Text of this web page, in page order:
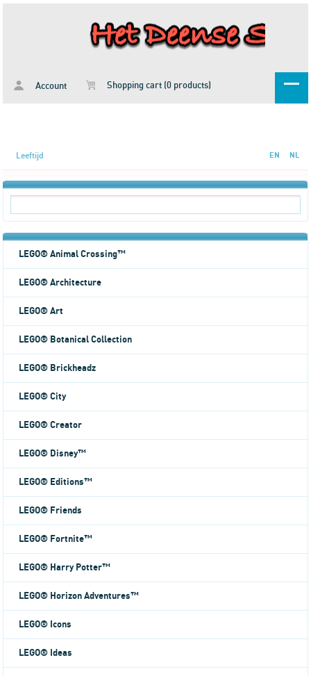
Account Shopping cart (0 products)
Leeftijd EN NL
LEGO® Animal Crossing™
LEGO® Architecture
LEGO® Art
LEGO® Botanical Collection
LEGO® Brickheadz
LEGO® City
LEGO® Creator
LEGO® Disney™
LEGO® Editions™
LEGO® Friends
LEGO® Fortnite™
LEGO® Harry Potter™
LEGO® Horizon Adventures™
LEGO® Icons
LEGO® Ideas